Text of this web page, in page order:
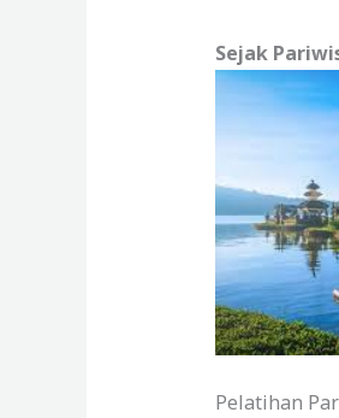
Sejak
Pelatihan